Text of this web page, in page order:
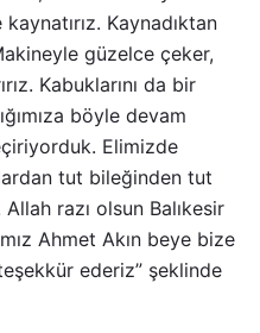
Kaynadıktan
güzelce çeker,
Kabuklarını da bir
böyle devam
Elimizde
tut bileğinden tut
razı olsun Balıkesir
Ahmet Akın beye bize
ederiz” şeklinde